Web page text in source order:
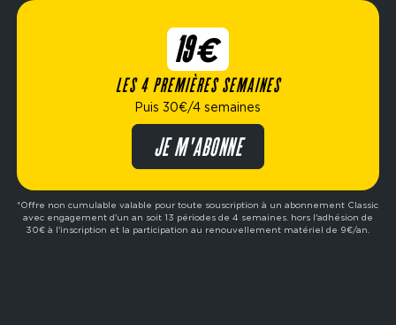
tous les objectifs.
espace sports de forceavec matériel
convient aux pratiquants de powerlifting et
d'haltérophilie, tandis que leStudio Bike
de diversifier ses séances avec des sessions
19€
LES 4 PREMIÈRES SEMAINES
Puis 30€/4 semaines
JE M'ABONNE
*Offre non cumulable valable pour toute souscription à un abonnement Classic
avec engagement d'un an soit 13 périodes de 4 semaines. hors l'adhésion de
30€ à l'inscription et la participation au renouvellement matériel de 9€/an.